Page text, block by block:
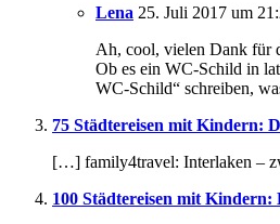
Lena 25. Juli 2017 um
Ah, cool, vielen Dank für
Ob es ein WC-Schild in
WC-Schild“ schreiben,
75 Städtereisen mit Kindern:
[…] family4travel: Interlaken –
100 Städtereisen mit Kindern: